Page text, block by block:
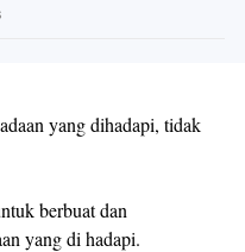
yang dihadapi, tidak
berbuat dan
yang di hadapi.